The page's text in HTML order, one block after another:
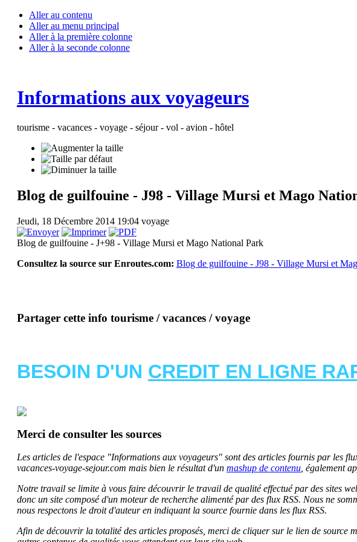
Aller au contenu
Aller au menu principal
Aller à la première colonne
Aller à la seconde colonne
Informations aux voyageurs
tourisme - vacances - voyage - séjour - vol - avion - hôtel
Blog de guilfouine - J98 - Village Mursi et Mago
Jeudi, 18 Décembre 2014 19:04 voyage
Blog de guilfouine - J+98 - Village Mursi et Mago National Park
Consultez la source sur Enroutes.com: Blog de guilfouine - J98 - Village Mursi et
Partager cette info tourisme / vacances / voyage
BESOIN D'UN CREDIT EN LIGNE
Merci de consulter les sources
Les articles de l'espace "Informations aux voyageurs" sont des articles fournis par les
vacances-voyage-sejour.com mais bien le résultat d'un mashup de contenu, également
Notre travail se limite à vous faire découvrir le travail de qualité effectué par des sites
donc un site composé d'un moteur de recherche alimenté par des flux RSS. Nous ne
nous respectons le droit d'auteur en indiquant la source fournie dans les flux RSS.
Afin de découvrir la totalité des articles proposés, merci de cliquer sur le lien de source